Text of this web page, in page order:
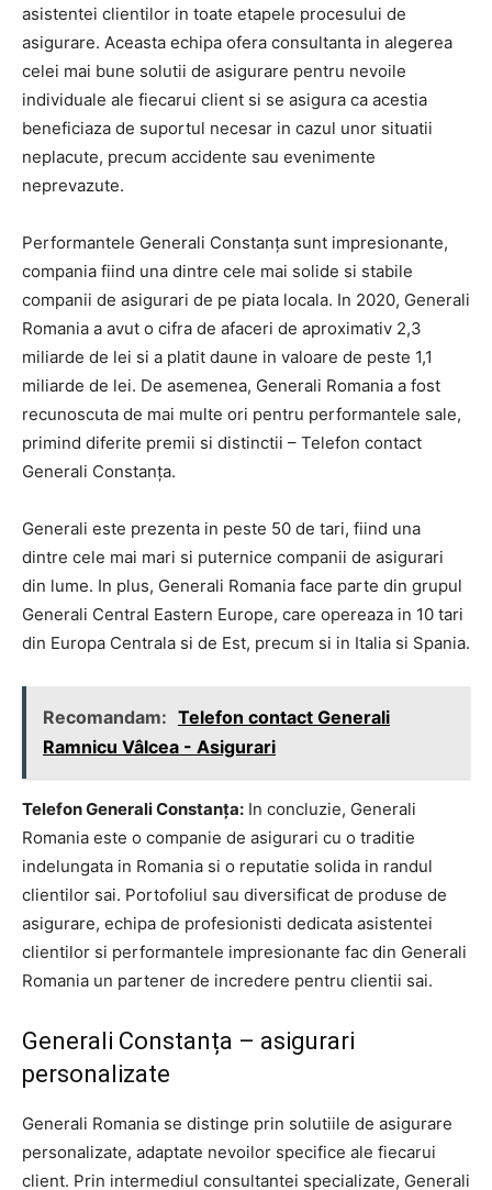
asistentei clientilor in toate etapele procesului de
asigurare. Aceasta echipa ofera consultanta in alegerea
celei mai bune solutii de asigurare pentru nevoile
individuale ale fiecarui client si se asigura ca acestia
beneficiaza de suportul necesar in cazul unor situatii
neplacute, precum accidente sau evenimente
neprevazute.
Performantele Generali Constanța sunt impresionante,
compania fiind una dintre cele mai solide si stabile
companii de asigurari de pe piata locala. In 2020, Generali
Romania a avut o cifra de afaceri de aproximativ 2,3
miliarde de lei si a platit daune in valoare de peste 1,1
miliarde de lei. De asemenea, Generali Romania a fost
recunoscuta de mai multe ori pentru performantele sale,
primind diferite premii si distinctii – Telefon contact
Generali Constanța.
Generali este prezenta in peste 50 de tari, fiind una
dintre cele mai mari si puternice companii de asigurari
din lume. In plus, Generali Romania face parte din grupul
Generali Central Eastern Europe, care opereaza in 10 tari
din Europa Centrala si de Est, precum si in Italia si Spania.
Recomandam: Telefon contact Generali
Ramnicu Vâlcea - Asigurari
Telefon Generali Constanța: In concluzie, Generali
Romania este o companie de asigurari cu o traditie
indelungata in Romania si o reputatie solida in randul
clientilor sai. Portofoliul sau diversificat de produse de
asigurare, echipa de profesionisti dedicata asistentei
clientilor si performantele impresionante fac din Generali
Romania un partener de incredere pentru clientii sai.
Generali Constanța – asigurari
personalizate
Generali Romania se distinge prin solutiile de asigurare
personalizate, adaptate nevoilor specifice ale fiecarui
client. Prin intermediul consultantei specializate, Generali